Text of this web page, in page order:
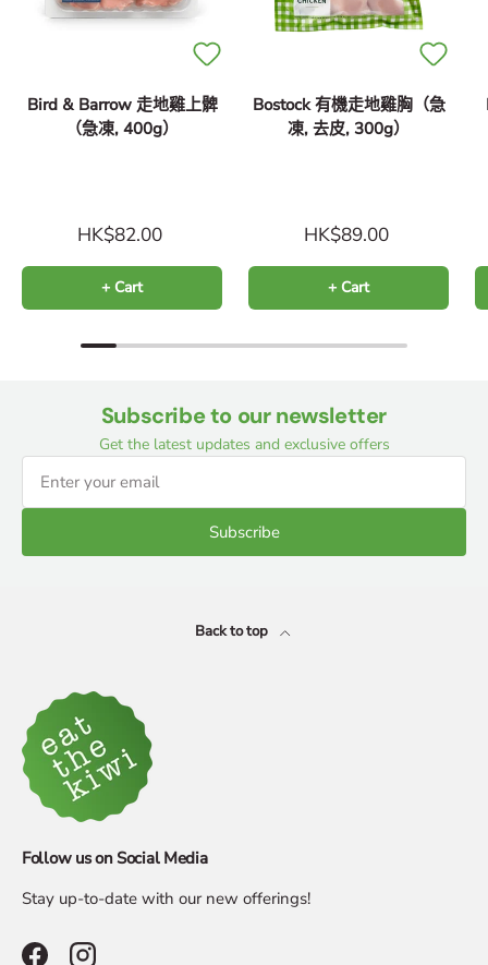
Bird & Barrow 走地雞上髀
（急凍, 400g）
HK$82.00
+ Cart
Bostock 有機走地雞胸（急
凍, 去皮, 300g）
HK$89.00
+ Cart
Subscribe to our newsletter
Get the latest updates and exclusive offers
Subscribe
Back to top
Follow us on Social Media
Stay up-to-date with our new offerings!